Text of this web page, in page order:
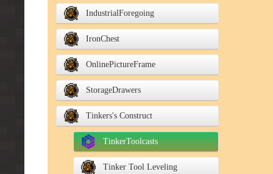
IndustrialForegoing
IronChest
OnlinePictureFrame
StorageDrawers
Tinkers's Construct
TinkerToolcasts
Tinker Tool Leveling